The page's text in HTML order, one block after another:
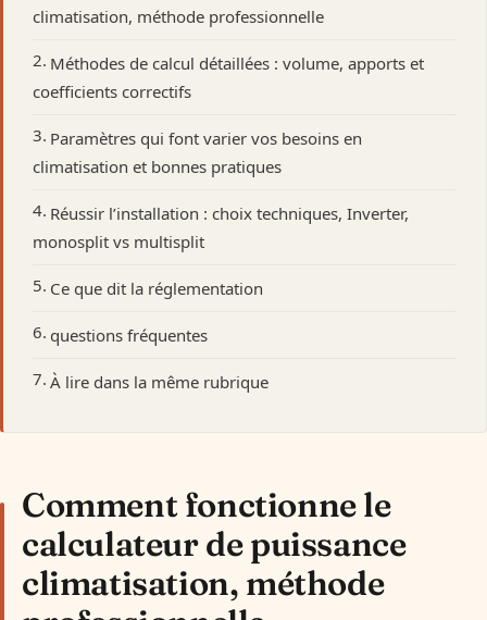
climatisation, méthode professionnelle
Méthodes de calcul détaillées : volume, apports et
coefficients correctifs
Paramètres qui font varier vos besoins en
climatisation et bonnes pratiques
Réussir l’installation : choix techniques, Inverter,
monosplit vs multisplit
Ce que dit la réglementation
questions fréquentes
À lire dans la même rubrique
Comment fonctionne le
calculateur de puissance
climatisation, méthode